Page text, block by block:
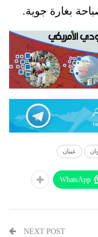
بغارة جوية.
عيبان
WhatsApp
NEXT POST